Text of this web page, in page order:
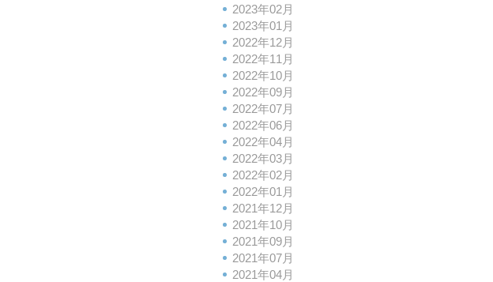
2023年02月
2023年01月
2022年12月
2022年11月
2022年10月
2022年09月
2022年07月
2022年06月
2022年04月
2022年03月
2022年02月
2022年01月
2021年12月
2021年10月
2021年09月
2021年07月
2021年04月